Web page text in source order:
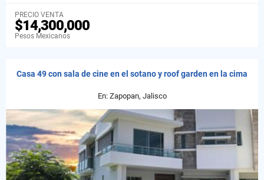
PRECIO VENTA
$14,300,000
Pesos Mexicanos
Casa 49 con sala de cine en el sotano y roof garden en la cima
En: Zapopan, Jalisco